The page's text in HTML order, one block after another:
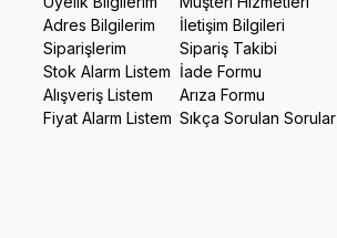
Adres Bilgilerim
Siparişlerim
Stok Alarm Listem
Alışveriş Listem
Fiyat Alarm Listem
İletişim Bilgileri
Sipariş Takibi
İade Formu
Arıza Formu
Sıkça Sorulan Sorular